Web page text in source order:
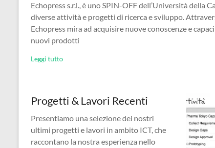
Echopress s.r.l., è uno SPIN-OFF dell’Università della
diverse attività e progetti di ricerca e sviluppo.
Echopress mira ad acquisire nuove conoscenze e
nuovi prodotti
Leggi tutto
Progetti & Lavori Recenti
Presentiamo una selezione dei nostri
ultimi progetti e lavori in ambito ICT, che
raccontano la nostra esperienza nello